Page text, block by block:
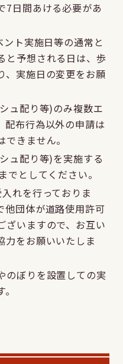
7日間あける必要があ
ト実施日等の通常と
と予想される日は、歩
、実施日の変更をお願
ュ配り等)のみ複数エ
配布行為以外の申請は
きません。
ュ配り等)を実施する
としてください。
れを行っておりま
他団体が道路使用許可
ざいますので、お互い
力をお願いいたしま
のぼりを設置しての実